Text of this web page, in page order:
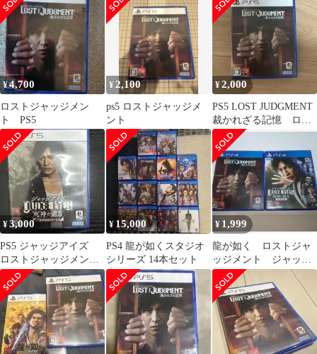
憶
¥4,700
ロストジャッジメン
ト PS5
¥ 2,100
ps5 ロストジャッジメ
ント
¥2,000
PS5 LOST JUDGMENT
裁かれざる記憶 ロス
トジャッジメント
¥3,000
PS5 ジャッジアイズ
ロストジャッジメン
ト セット
¥ 15,000
PS4 龍が如くスタジオ
シリーズ 14本セット
¥ 1,999
龍が如く ロストジャ
ッジメント ジャッジ
アイズ 木村拓哉 キ
ムタクが如く